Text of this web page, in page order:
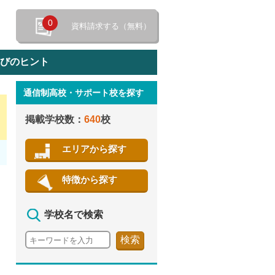
0 資料請求する（無料）
のヒント
通信制高校・サポート校を探す
掲載学校数： 640校
エリアから探す
特徴から探す
学校名で検索